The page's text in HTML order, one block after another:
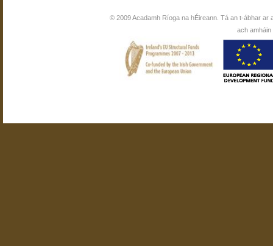
© 2009 Acadamh Ríoga na hÉireann. Tá an t-ábhar ar
ach amháin